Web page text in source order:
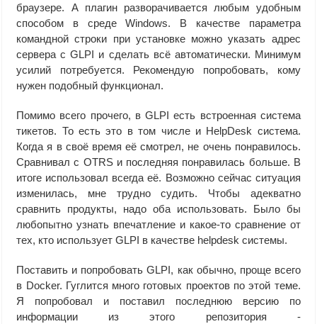
браузере. А плагин разворачивается любым удобным
способом в среде Windows. В качестве параметра
командной строки при установке можно указать адрес
сервера с GLPI и сделать всё автоматически. Минимум
усилий потребуется. Рекомендую попробовать, кому
нужен подобный функционал.
Помимо всего прочего, в GLPI есть встроенная система
тикетов. То есть это в том числе и HelpDesk система.
Когда я в своё время её смотрел, не очень понравилось.
Сравнивал с OTRS и последняя понравилась больше. В
итоге использовал всегда её. Возможно сейчас ситуация
изменилась, мне трудно судить. Чтобы адекватно
сравнить продукты, надо оба использовать. Было бы
любопытно узнать впечатление и какое-то сравнение от
тех, кто использует GLPI в качестве helpdesk системы.
Поставить и попробовать GLPI, как обычно, проще всего
в Docker. Гуглится много готовых проектов по этой теме.
Я попробовал и поставил последнюю версию по
информации из этого репозитория -